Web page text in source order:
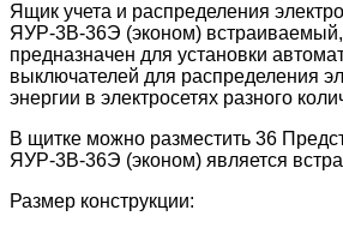
Ящик учета и распределения
ЯУР-3В-36Э (эконом)
предназначен для установки
выключателей для распределения
энергии в электросетях разного
В щитке можно разместить 36
ЯУР-3В-36Э (эконом) является
Размер конструкции: